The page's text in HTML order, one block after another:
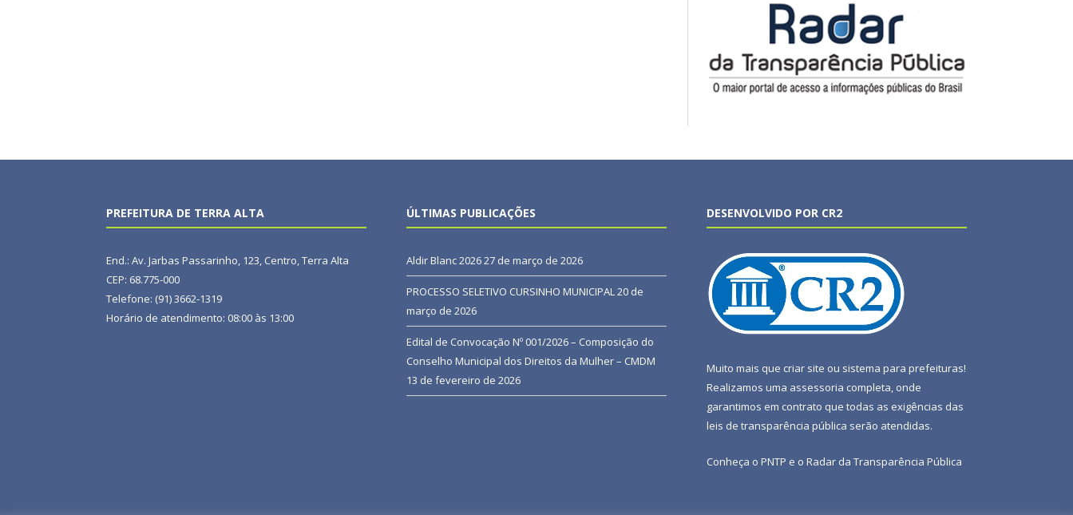
PREFEITURA DE TERRA ALTA
End.: Av. Jarbas Passarinho, 123, Centro, Terra Alta
CEP: 68.775-000
Telefone: (91) 3662-1319
Horário de atendimento: 08:00 às 13:00
ÚLTIMAS PUBLICAÇÕES
Aldir Blanc 202627 de março de 2026
PROCESSO SELETIVO CURSINHO MUNICIPAL20 de
março de 2026
Edital de Convocação Nº 001/2026 – Composição do
Conselho Municipal dos Direitos da Mulher – CMDM
13 de fevereiro de 2026
DESENVOLVIDO POR CR2
Muito mais que criar site ou sistema para prefeituras!
Realizamos uma assessoria completa, onde
garantimos em contrato que todas as exigências das
leis de transparência pública serão atendidas.
Conheça o PNTP e o Radar da Transparência Pública